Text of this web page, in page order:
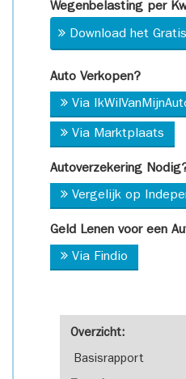
Overzicht:
Basisrapport
Wegenbelasting per
Download het
Auto Verkopen?
Via
Via Marktplaats
Autoverzekering
Vergelijk op
Geld Lenen voor een
Via Findio